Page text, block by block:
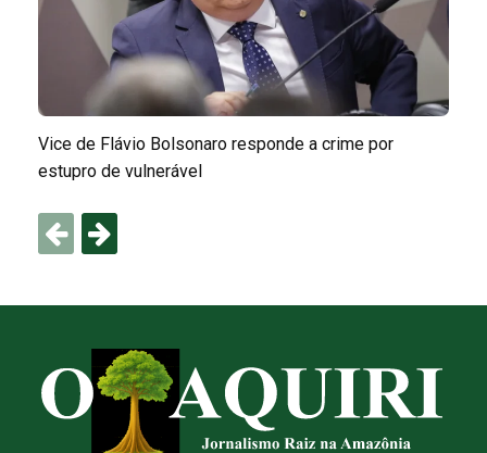
Vice de Flávio Bolsonaro responde a crime por
estupro de vulnerável